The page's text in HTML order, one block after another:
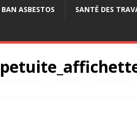
BAN ASBESTOS SANTÉ DES